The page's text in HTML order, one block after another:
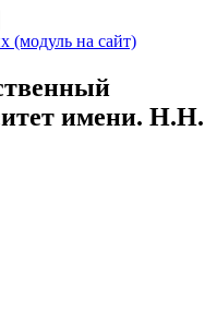
(модуль на сайт)
имени. Н.Н.